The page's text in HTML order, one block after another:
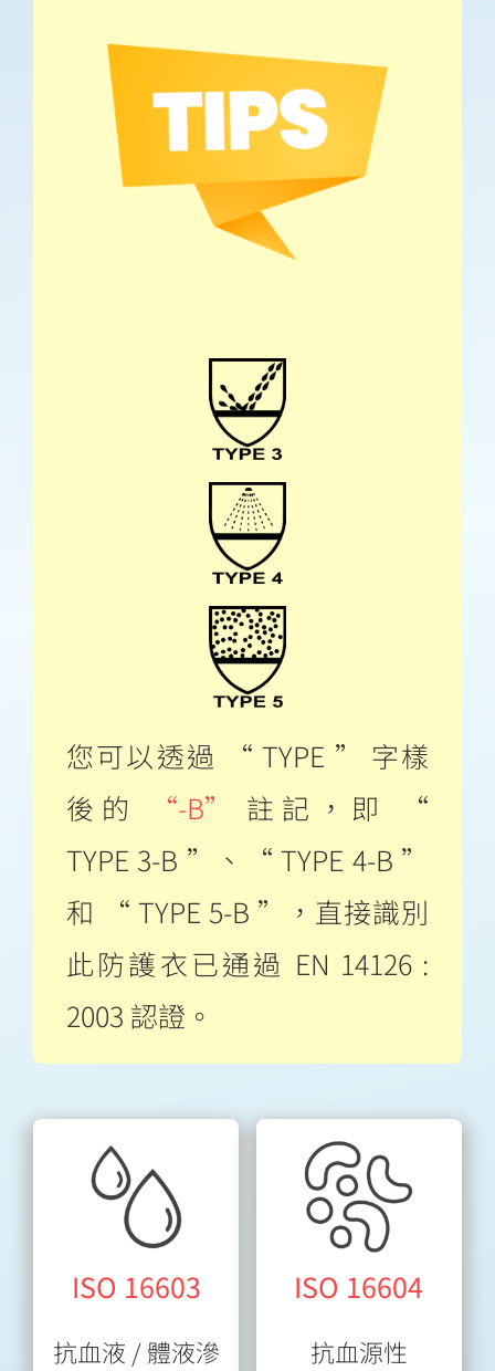
您可以透過 “ TYPE ” 字樣
後的
“-B”
註記，即 “
TYPE 3-B ”、“ TYPE 4-B ”
和 “ TYPE 5-B ”，直接識別
此防護衣已通過 EN 14126 :
2003 認證。
ISO 16603
抗血液 / 體液滲
ISO 16604
抗血源性